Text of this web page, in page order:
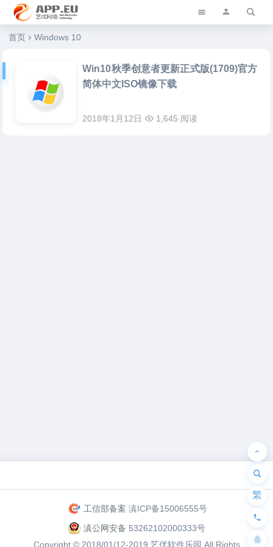
艺优软件乐园
首页 Windows 10
Win10秋季创意者更新正式版(1709)官方
简体中文ISO镜像下载
2018年1月12日 1,645 阅读
工信部备案 滇ICP备15006555号
滇公网安备 53262102000333号
Copyright © 2018/01/12-2019 艺优软件乐园 All Rights
繁